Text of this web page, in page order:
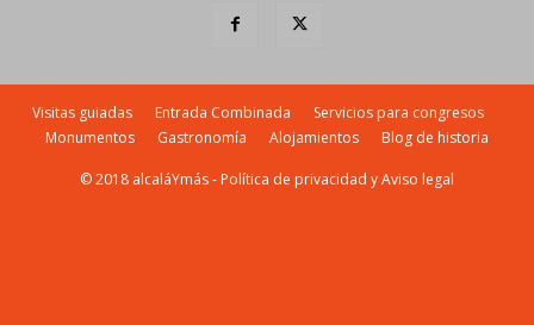
Visitas guiadas Entrada Combinada
Servicios para congresos
Monumentos
Gastronomía Alojamientos Blog de historia
© 2018 alcaláYmás - Política de privacidad y Aviso legal